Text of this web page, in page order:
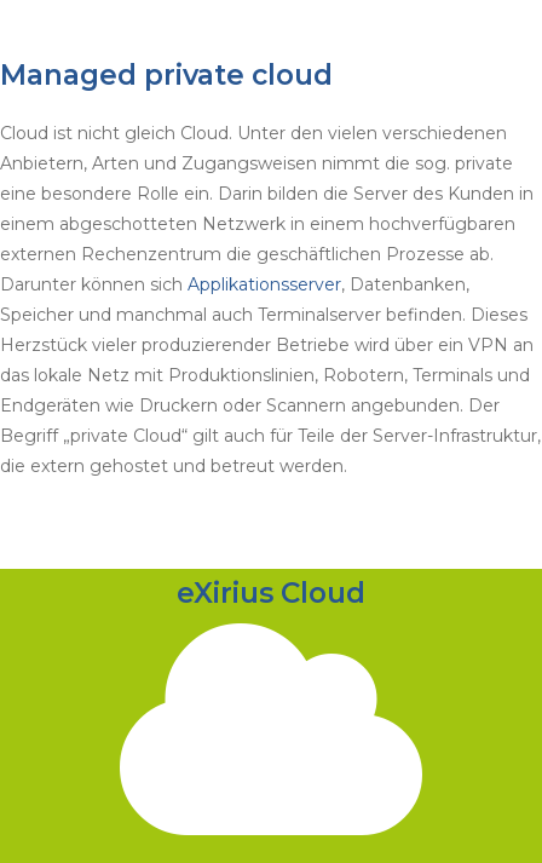
Managed private cloud
Cloud ist nicht gleich Cloud. Unter den vielen verschiedenen
Anbietern, Arten und Zugangsweisen nimmt die sog. private
eine besondere Rolle ein. Darin bilden die Server des Kunden in
einem abgeschotteten Netzwerk in einem hochverfügbaren
externen Rechenzentrum die geschäftlichen Prozesse ab.
Darunter können sich Applikationsserver, Datenbanken,
Speicher und manchmal auch Terminalserver befinden. Dieses
Herzstück vieler produzierender Betriebe wird über ein VPN an
das lokale Netz mit Produktionslinien, Robotern, Terminals und
Endgeräten wie Druckern oder Scannern angebunden. Der
Begriff „private Cloud“ gilt auch für Teile der Server-Infrastruktur,
die extern gehostet und betreut werden.
eXirius Cloud